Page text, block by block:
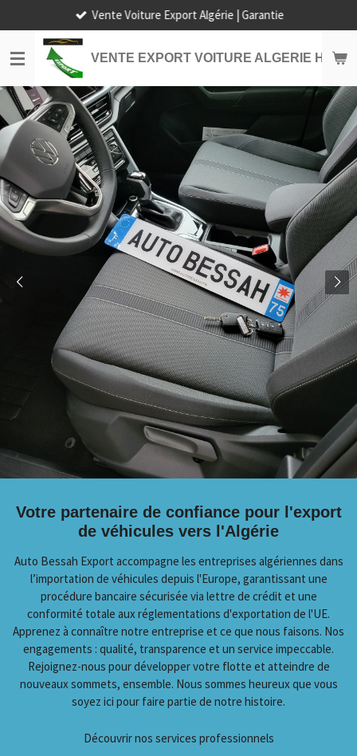
au
contenu
principal
VENTE EXPORT VOITURE ALGERIE HORS
Vente Voiture Export Algérie | Garantie
Votre partenaire de confiance pour l'export
de véhicules vers l'Algérie
Auto Bessah Export accompagne les entreprises algériennes dans
l’importation de véhicules depuis l'Europe, garantissant une
procédure bancaire sécurisée via lettre de crédit et une
conformité totale aux réglementations d'exportation de l'UE.
Apprenez à connaître notre entreprise et ce que nous faisons. Nos
engagements : qualité, transparence et un service impeccable.
Rejoignez-nous pour développer votre flotte et atteindre de
nouveaux sommets, ensemble. Nous sommes heureux que vous
soyez ici pour faire partie de notre histoire.
Découvrir nos services professionnels